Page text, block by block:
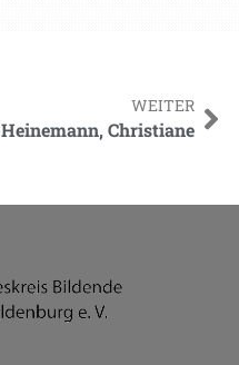
WEITER
Heinemann, Christiane